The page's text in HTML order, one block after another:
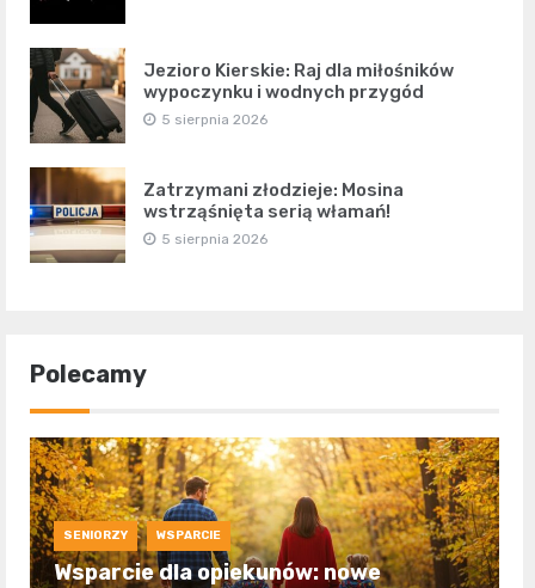
Jezioro Kierskie: Raj dla miłośników
wypoczynku i wodnych przygód
5 sierpnia 2026
Zatrzymani złodzieje: Mosina
wstrząśnięta serią włamań!
5 sierpnia 2026
Polecamy
SENIORZY WSPARCIE
Wsparcie dla opiekunów: nowe